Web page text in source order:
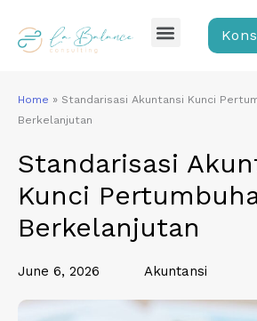
content
Menu
Home » Standarisasi Akuntansi Kunci
Berkelanjutan
Standarisasi
Kunci
Berkelanjutan
June 6, 2026 Akuntansi